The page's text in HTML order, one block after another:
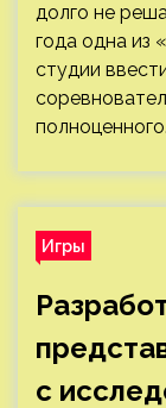
долго не
года одна из
студии
Игры
с